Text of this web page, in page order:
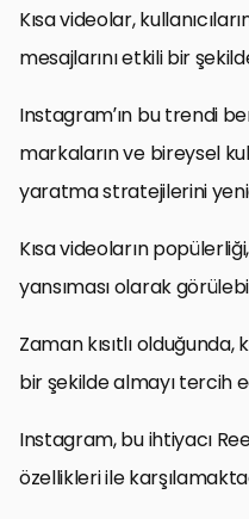
Kısa videolar,
mesajlarını etkili bir
Instagram’ın bu trendi
markaların ve bireysel
yaratma stratejilerini
Kısa videoların
yansıması olarak
Zaman kısıtlı olduğunda,
bir şekilde almayı tercih
Instagram, bu ihtiyacı
özellikleri ile